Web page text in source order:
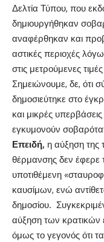
Δελτία Τύπου, που
δημιουργήθηκαν
αναφέρθηκαν και
αστικές περιοχές
στις μετρούμενες
Σημειώνουμε, δε, ότι
δημοσιεύτηκε στο
και μικρές
εγκυμονούν
Επειδή, η αύξηση της
θέρμανσης δεν έφερε
υποτιθέμενη
καυσίμων, ενώ
δημοσίου.
αύξηση των
όμως το γεγονός ότι